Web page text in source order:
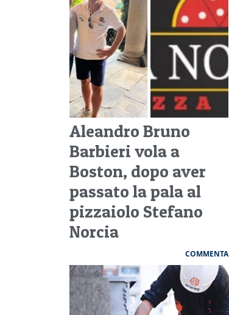
Aleandro Bruno
Barbieri vola a
Boston, dopo aver
passato la pala al
pizzaiolo Stefano
Norcia
COMMENTA